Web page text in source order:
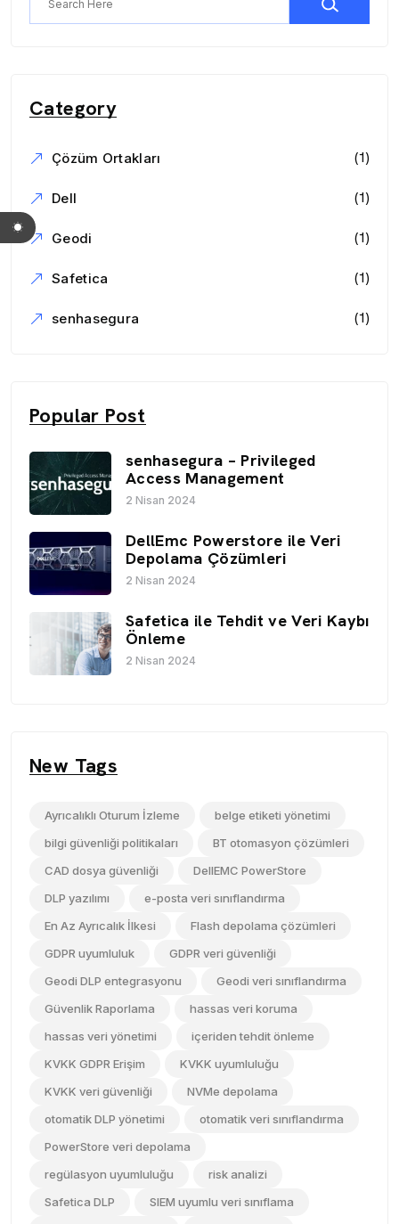
Category
Çözüm Ortakları (1)
Dell (1)
Geodi (1)
Safetica (1)
senhasegura (1)
Popular Post
senhasegura – Privileged
Access Management
2 Nisan 2024
DellEmc Powerstore ile Veri
Depolama Çözümleri
2 Nisan 2024
Safetica ile Tehdit ve Veri Kaybı
Önleme
2 Nisan 2024
New Tags
Ayrıcalıklı Oturum İzleme
belge etiketi yönetimi
bilgi güvenliği politikaları
BT otomasyon çözümleri
CAD dosya güvenliği
DellEMC PowerStore
DLP yazılımı
e-posta veri sınıflandırma
En Az Ayrıcalık İlkesi
Flash depolama çözümleri
GDPR uyumluluk
GDPR veri güvenliği
Geodi DLP entegrasyonu
Geodi veri sınıflandırma
Güvenlik Raporlama
hassas veri koruma
hassas veri yönetimi
içeriden tehdit önleme
KVKK GDPR Erişim
KVKK uyumluluğu
KVKK veri güvenliği
NVMe depolama
otomatik DLP yönetimi
otomatik veri sınıflandırma
PowerStore veri depolama
regülasyon uyumluluğu
risk analizi
Safetica DLP
SIEM uyumlu veri sınıflama